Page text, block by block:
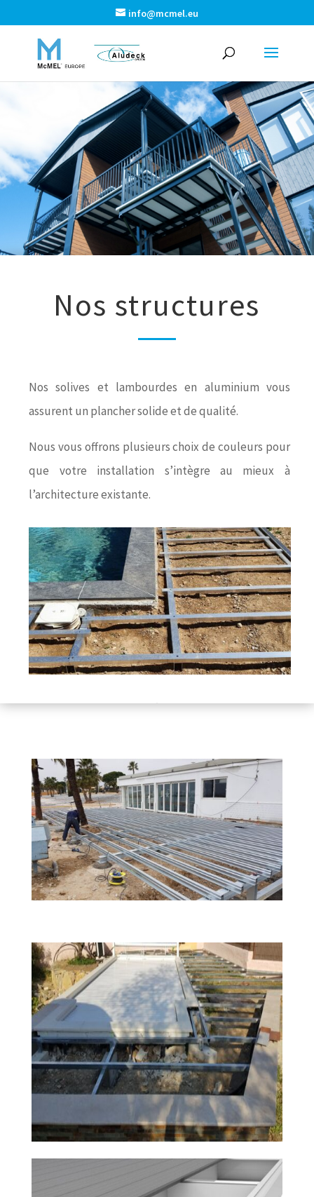
info@mcmel.eu
Nos structures
Nos solives et lambourdes en aluminium vous
assurent un plancher solide et de qualité.
Nous vous offrons plusieurs choix de couleurs pour
que votre installation s’intègre au mieux à
l’architecture existante.